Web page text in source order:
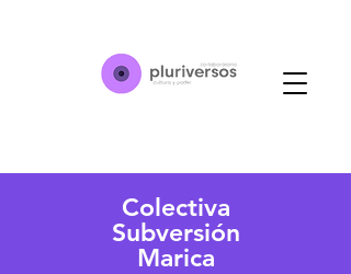
Colectiva
Subversión
Marica